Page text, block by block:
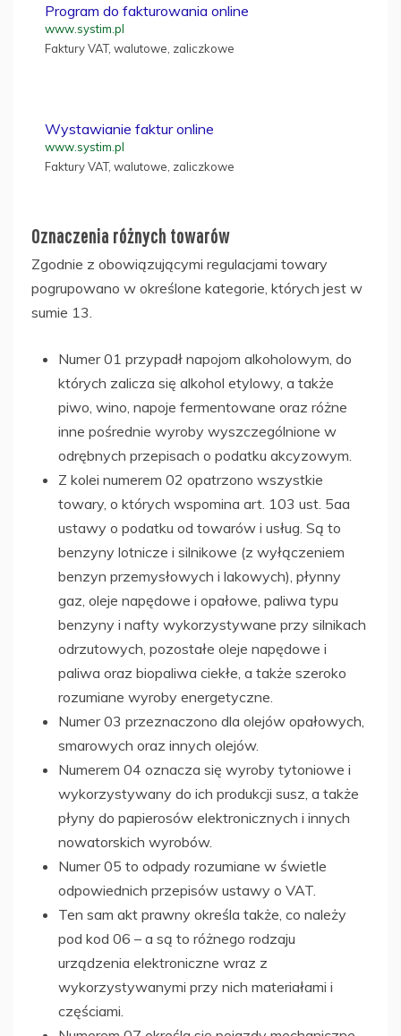
Program do fakturowania online
www.systim.pl
Faktury VAT, walutowe, zaliczkowe
Wystawianie faktur online
www.systim.pl
Faktury VAT, walutowe, zaliczkowe
Oznaczenia różnych towarów
Zgodnie z obowiązującymi regulacjami towary
pogrupowano w określone kategorie, których jest w
sumie 13.
Numer 01 przypadł napojom alkoholowym, do
których zalicza się alkohol etylowy, a także
piwo, wino, napoje fermentowane oraz różne
inne pośrednie wyroby wyszczególnione w
odrębnych przepisach o podatku akcyzowym.
Z kolei numerem 02 opatrzono wszystkie
towary, o których wspomina art. 103 ust. 5aa
ustawy o podatku od towarów i usług. Są to
benzyny lotnicze i silnikowe (z wyłączeniem
benzyn przemysłowych i lakowych), płynny
gaz, oleje napędowe i opałowe, paliwa typu
benzyny i nafty wykorzystywane przy silnikach
odrzutowych, pozostałe oleje napędowe i
paliwa oraz biopaliwa ciekłe, a także szeroko
rozumiane wyroby energetyczne.
Numer 03 przeznaczono dla olejów opałowych,
smarowych oraz innych olejów.
Numerem 04 oznacza się wyroby tytoniowe i
wykorzystywany do ich produkcji susz, a także
płyny do papierosów elektronicznych i innych
nowatorskich wyrobów.
Numer 05 to odpady rozumiane w świetle
odpowiednich przepisów ustawy o VAT.
Ten sam akt prawny określa także, co należy
pod kod 06 – a są to różnego rodzaju
urządzenia elektroniczne wraz z
wykorzystywanymi przy nich materiałami i
częściami.